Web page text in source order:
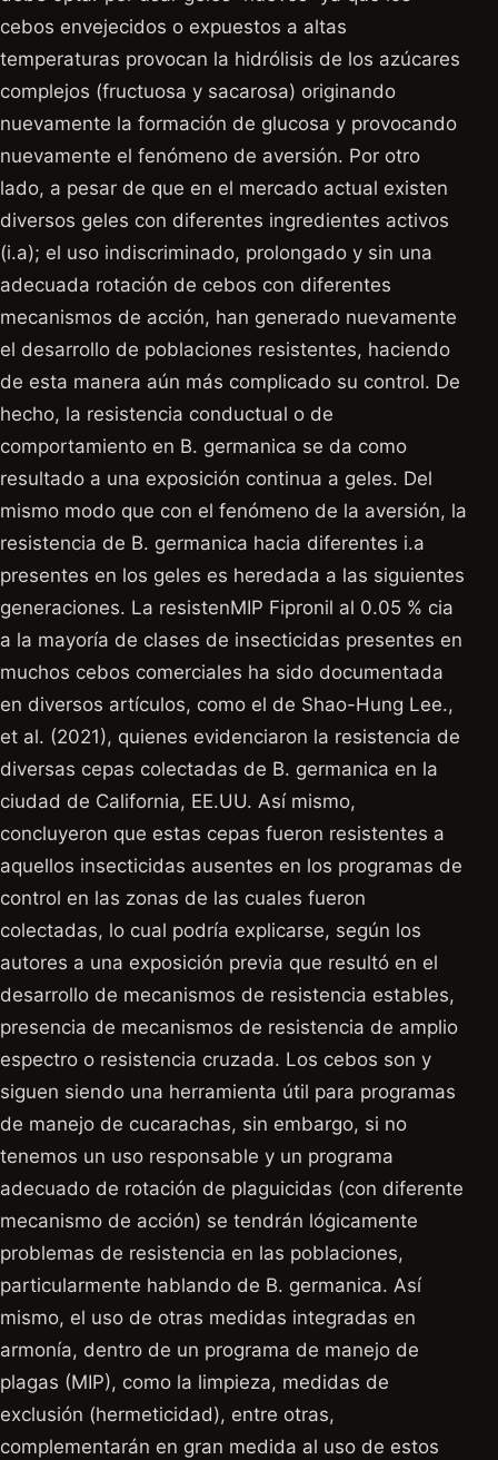
cebos envejecidos o expuestos a altas
temperaturas provocan la hidrólisis de los azúcares
complejos (fructuosa y sacarosa) originando
nuevamente la formación de glucosa y provocando
nuevamente el fenómeno de aversión. Por otro
lado, a pesar de que en el mercado actual existen
diversos geles con diferentes ingredientes activos
(i.a); el uso indiscriminado, prolongado y sin una
adecuada rotación de cebos con diferentes
mecanismos de acción, han generado nuevamente
el desarrollo de poblaciones resistentes, haciendo
de esta manera aún más complicado su control. De
hecho, la resistencia conductual o de
comportamiento en B. germanica se da como
resultado a una exposición continua a geles. Del
mismo modo que con el fenómeno de la aversión, la
resistencia de B. germanica hacia diferentes i.a
presentes en los geles es heredada a las siguientes
generaciones. La resistenMIP Fipronil al 0.05 % cia
a la mayoría de clases de insecticidas presentes en
muchos cebos comerciales ha sido documentada
en diversos artículos, como el de Shao-Hung Lee.,
et al. (2021), quienes evidenciaron la resistencia de
diversas cepas colectadas de B. germanica en la
ciudad de California, EE.UU. Así mismo,
concluyeron que estas cepas fueron resistentes a
aquellos insecticidas ausentes en los programas de
control en las zonas de las cuales fueron
colectadas, lo cual podría explicarse, según los
autores a una exposición previa que resultó en el
desarrollo de mecanismos de resistencia estables,
presencia de mecanismos de resistencia de amplio
espectro o resistencia cruzada. Los cebos son y
siguen siendo una herramienta útil para programas
de manejo de cucarachas, sin embargo, si no
tenemos un uso responsable y un programa
adecuado de rotación de plaguicidas (con diferente
mecanismo de acción) se tendrán lógicamente
problemas de resistencia en las poblaciones,
particularmente hablando de B. germanica. Así
mismo, el uso de otras medidas integradas en
armonía, dentro de un programa de manejo de
plagas (MIP), como la limpieza, medidas de
exclusión (hermeticidad), entre otras,
complementarán en gran medida al uso de estos